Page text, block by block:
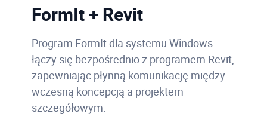
FormIt + Revit
Program FormIt dla systemu Windows
łączy się bezpośrednio z programem Revit,
zapewniając płynną komunikację między
wczesną koncepcją a projektem
szczegółowym.